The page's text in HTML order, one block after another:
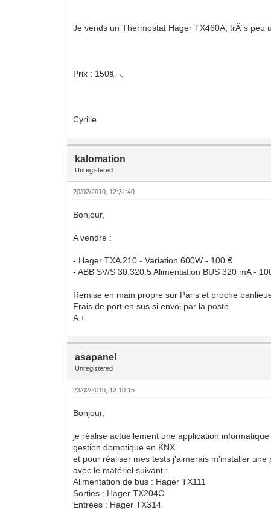
Je vends un Thermostat Hager TX460A, trÃ¨s peu
Prix : 150â‚¬.
Cyrille
kalomation
Unregistered
20/02/2010, 12:31:40
Bonjour,
A vendre :
- Hager TXA 210 - Variation 600W - 100 €
- ABB SV/S 30.320.5 Alimentation BUS 320 mA -
Remise en main propre sur Paris et proche
Frais de port en sus si envoi par la poste
A +
asapanel
Unregistered
23/02/2010, 12:10:15
Bonjour,
je réalise actuellement une application
gestion domotique en KNX
et pour réaliser mes tests j'aimerais m'installer une
avec le matériel suivant :
Alimentation de bus : Hager TX111
Sorties : Hager TX204C
Entrées : Hager TX314